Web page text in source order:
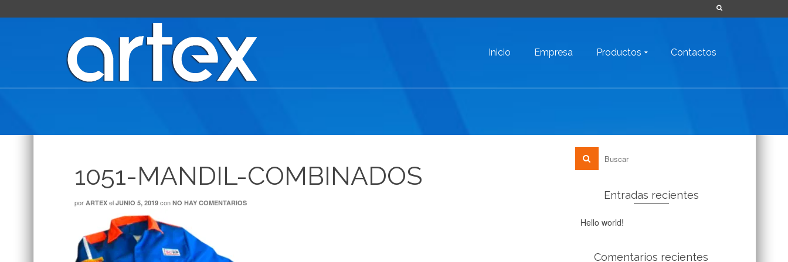
Inicio Empresa Productos Contactos
1051-MANDIL-COMBINADOS
por ARTEX el JUNIO 5, 2019 con NO HAY COMENTARIOS
Entradas recientes
Hello world!
Comentarios recientes